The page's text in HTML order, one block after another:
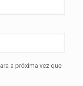
a próxima vez que